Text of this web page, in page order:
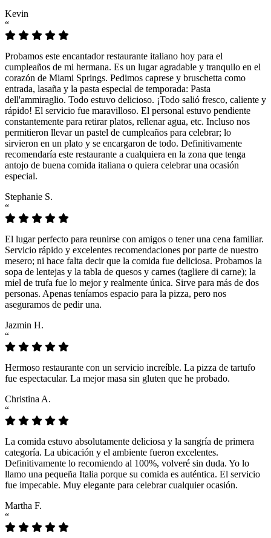
Kevin
“
Probamos este encantador restaurante italiano hoy para el
cumpleaños de mi hermana. Es un lugar agradable y tranquilo en el
corazón de Miami Springs. Pedimos caprese y bruschetta como
entrada, lasaña y la pasta especial de temporada: Pasta
dell'ammiraglio. Todo estuvo delicioso. ¡Todo salió fresco, caliente y
rápido! El servicio fue maravilloso. El personal estuvo pendiente
constantemente para retirar platos, rellenar agua, etc. Incluso nos
permitieron llevar un pastel de cumpleaños para celebrar; lo
sirvieron en un plato y se encargaron de todo. Definitivamente
recomendaría este restaurante a cualquiera en la zona que tenga
antojo de buena comida italiana o quiera celebrar una ocasión
especial.
Stephanie S.
“
El lugar perfecto para reunirse con amigos o tener una cena familiar.
Servicio rápido y excelentes recomendaciones por parte de nuestro
mesero; ni hace falta decir que la comida fue deliciosa. Probamos la
sopa de lentejas y la tabla de quesos y carnes (tagliere di carne); la
miel de trufa fue lo mejor y realmente única. Sirve para más de dos
personas. Apenas teníamos espacio para la pizza, pero nos
aseguramos de pedir una.
Jazmin H.
“
Hermoso restaurante con un servicio increíble. La pizza de tartufo
fue espectacular. La mejor masa sin gluten que he probado.
Christina A.
“
La comida estuvo absolutamente deliciosa y la sangría de primera
categoría. La ubicación y el ambiente fueron excelentes.
Definitivamente lo recomiendo al 100%, volveré sin duda. Yo lo
llamo una pequeña Italia porque su comida es auténtica. El servicio
fue impecable. Muy elegante para celebrar cualquier ocasión.
Martha F.
“